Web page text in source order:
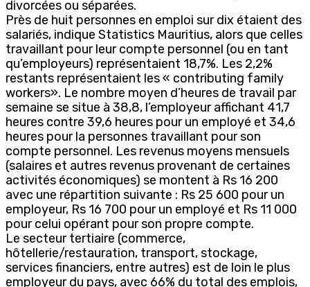
divorcées ou séparées.
Près de huit personnes en emploi sur dix étaient des
salariés, indique Statistics Mauritius, alors que celles
travaillant pour leur compte personnel (ou en tant
qu’employeurs) représentaient 18,7%. Les 2,2%
restants représentaient les « contributing family
workers». Le nombre moyen d’heures de travail par
semaine se situe à 38,8, l’employeur affichant 41,7
heures contre 39,6 heures pour un employé et 34,6
heures pour la personnes travaillant pour son
compte personnel. Les revenus moyens mensuels
(salaires et autres revenus provenant de certaines
activités économiques) se montent à Rs 16 200
avec une répartition suivante : Rs 25 600 pour un
employeur, Rs 16 700 pour un employé et Rs 11 000
pour celui opérant pour son propre compte.
Le secteur tertiaire (commerce,
hôtellerie/restauration, transport, stockage,
services financiers, entre autres) est de loin le plus
employeur du pays, avec 66% du total des emplois,